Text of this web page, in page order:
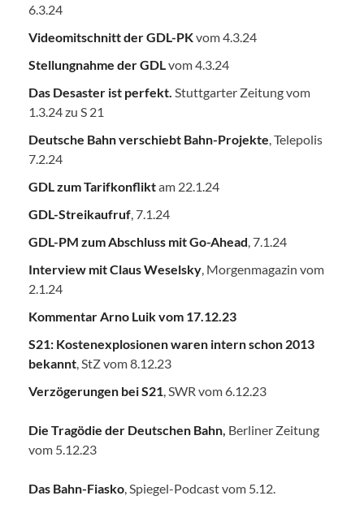
6.3.24
Videomitschnitt der GDL-PKvom 4.3.24
Stellungnahme der GDLvom 4.3.24
Das Desaster ist perfekt. Stuttgarter Zeitung vom
1.3.24 zu S 21
Deutsche Bahn verschiebt Bahn-Projekte, Telepolis
7.2.24
GDL zum Tarifkonfliktam 22.1.24
GDL-Streikaufruf, 7.1.24
GDL-PM zum Abschluss mit Go-Ahead, 7.1.24
Interview mit Claus Weselsky, Morgenmagazin vom
2.1.24
Kommentar Arno Luik vom 17.12.23
S21: Kostenexplosionen waren intern schon 2013
bekannt, StZ vom 8.12.23
Verzögerungen bei S21, SWR vom 6.12.23
Die Tragödie der Deutschen Bahn, Berliner Zeitung
vom 5.12.23
Das Bahn-Fiasko, Spiegel-Podcast vom 5.12.